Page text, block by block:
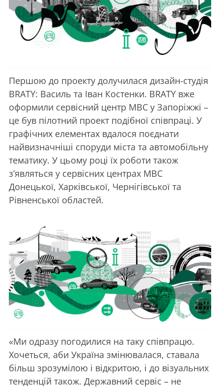
Першою до проекту долучилася дизайн-студія
BRATY: Василь та Іван Костенки. BRATY вже
оформили сервісний центр МВС у Запоріжжі –
це був пілотний проект подібної співпраці. У
графічних елементах вдалося поєднати
найвизначніші споруди міста та автомобільну
тематику. У цьому році їх роботи також
з’являться у сервісних центрах МВС
Донецької, Харківської, Чернігівської та
Рівненської областей.
«Ми одразу погодилися на таку співпрацю.
Хочеться, аби Україна змінювалася, ставала
більш зрозумілою і відкритою, і до візуальних
тенденцій також. Державний сервіс – не